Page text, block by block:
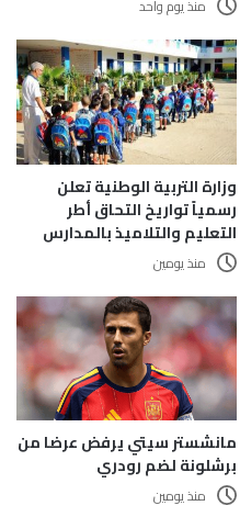
منذ يوم واحد
وزارة التربية الوطنية تعلن
رسمياً تواريخ التحاق أطر
التعليم والتلاميذ بالمدارس
منذ يومين
مانشستر سيتي يرفض عرضا من
برشلونة لضم رودري
منذ يومين